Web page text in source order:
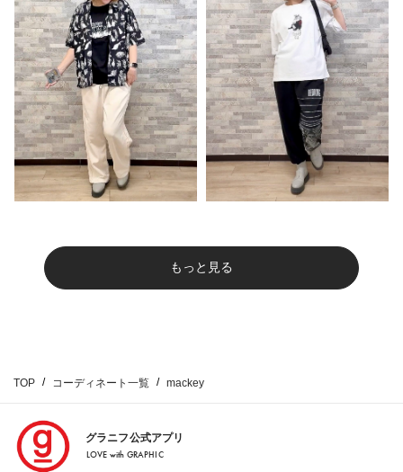
もっと見る
TOP コーディネート一覧 mackey
グラニフ公式アプリ
LOVE with GRAPHIC